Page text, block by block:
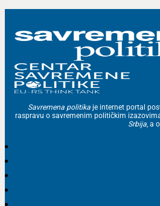
Savremena politika je internet portal
raspravu o savremenim političkim
Srbija, a